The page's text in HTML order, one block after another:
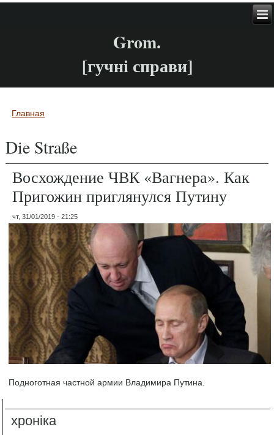
Grom.
[гучні справи]
Вы здесь
Главная
Die Straße
Восхождение ЧВК «Вагнера». Как
Пригожин приглянулся Путину
чт, 31/01/2019 - 21:25
Подноготная частной армии Владимира Путина.
хроніка